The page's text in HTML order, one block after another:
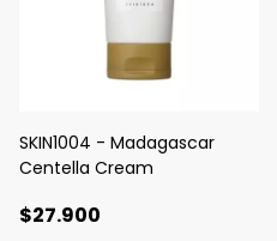
SKIN1004 - Madagascar
Centella Cream
$27.900